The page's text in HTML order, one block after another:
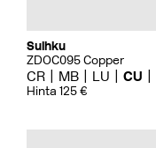
Suihku
ZDOC095 Copper
CR MB LU CU
Hinta 125 €